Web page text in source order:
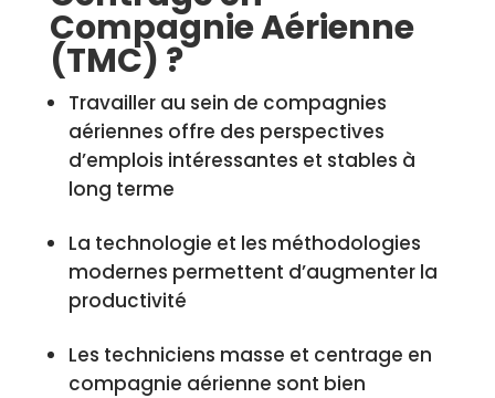
Compagnie Aérienne
(TMC) ?
Travailler au sein de compagnies
aériennes offre des perspectives
d’emplois intéressantes et stables à
long terme
La technologie et les méthodologies
modernes permettent d’augmenter la
productivité
Les techniciens masse et centrage en
compagnie aérienne sont bien